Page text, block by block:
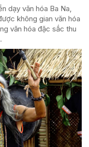
dạy văn hóa Ba Na,
không gian văn hóa
văn hóa đặc sắc thu